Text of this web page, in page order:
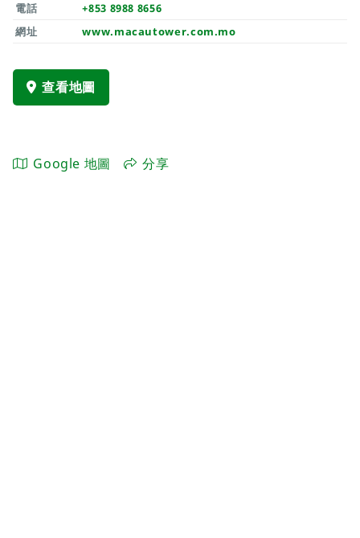
電話
+853 8988 8656
網址
www.macautower.com.mo
查看地圖
Google 地圖 分享